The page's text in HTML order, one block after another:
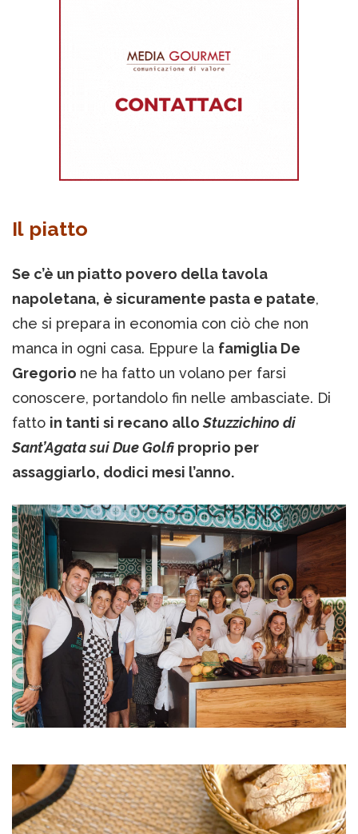
Il piatto
Se c’è un piatto povero della tavola
napoletana, è sicuramente pasta e patate,
che si prepara in economia con ciò che non
manca in ogni casa. Eppure la famiglia De
Gregorio ne ha fatto un volano per farsi
conoscere, portandolo fin nelle ambasciate. Di
fatto in tanti si recano alloStuzzichino di
Sant’Agata sui Due Golfi proprio per
assaggiarlo, dodici mesi l’anno.